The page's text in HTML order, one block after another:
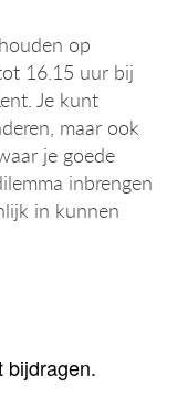
op
16.15 uur bij
Je kunt
maar ook
je goede
inbrengen
in kunnen
bijdragen.